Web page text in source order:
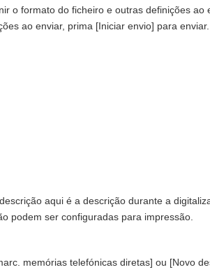
o formato do ficheiro e outras definições ao
ao enviar, prima [Iniciar envio] para enviar.
aqui é a descrição durante a
podem ser configuradas para impressão.
memórias telefónicas diretas] ou [Novo